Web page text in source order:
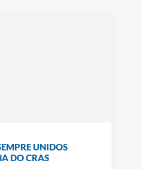
UNIDOS
DO CRAS